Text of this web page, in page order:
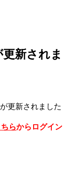
新されま
更新されました
らからログイン